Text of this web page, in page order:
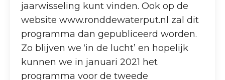
jaarwisseling kunt vinden. Ook op de
website www.ronddewaterput.nl zal dit
programma dan gepubliceerd worden.
Zo blijven we ‘in de lucht’ en hopelijk
kunnen we in januari 2021 het
programma voor de tweede